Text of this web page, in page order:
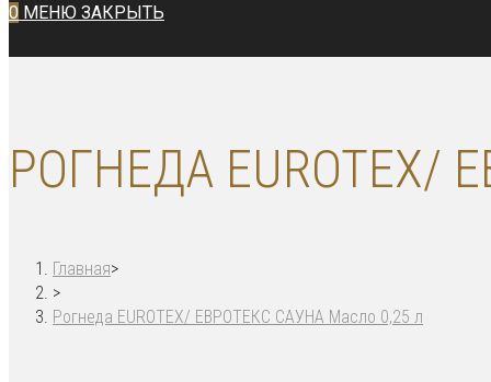
0 МЕНЮ ЗАКРЫТЬ
РОГНЕДА EUROTEX/
Главная>
>
Рогнеда EUROTEX/ ЕВРОТЕКС САУНА Масло 0,25 л